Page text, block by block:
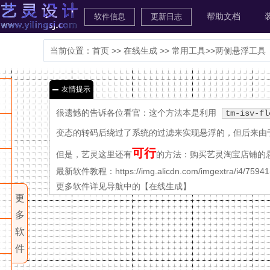
艺灵设计 帮助文档
当前位置： 首页 >> 在线生成 >> 常用工具>>两侧悬浮工具
免
费
区
pc
端
列
页
转
无
端
链
pc
端
首
页
链
接
转
线
生
成
藏
链
免
费
区
淘
宝
视
频
下
器
淘
宝
猫
京
一
图
退
回
础
版
全
屏
尾
(无
一
键
用
他
详
情
清
除
免
费
区
自
定
义
导
下
拉
单
(试
淘
系
统
带
导
基
版
详
页
导
店
内
索
框
css3
炫酷
导航
积
分
免
费
区
无
限
循
环
滚
工
具
伪
css3
动画
工具
开
关
特
效
全
屏
播
百
叶
轮
播
百叶
窗
【炫
聚
光
免
费
区
多
功
能
鼠
标
过
换
特
效
鼠
标
过
遮
特
效
鼠
标
过
图
旋
转
鼠
标
过
变
积
分
区
最
新
破
解
软
区
2016
淘宝
完全
2016
此
区
只
为
京
定
制，
各
种
免
费
工
具
阿
里
巴
店
代
码
转
阿
里
巴-
全
屏
轮
播
友情提示
很遗憾的告诉各位看官：这个方法本是利用 tm-isv-
变态的转码后绕过了系统的过滤来实现悬浮的，但后来
但是，艺灵这里还有可行的方法：购买艺灵淘宝店铺的
最新软件教程：https://img.alicdn.com/imgextra/i4/
更多软件详见导航中的【在线生成】